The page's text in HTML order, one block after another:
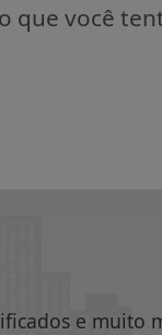
que você
e muito